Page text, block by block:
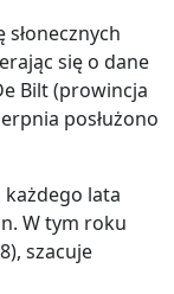
słonecznych
się o dane
Bilt (prowincja
posłużono
lata
W tym roku
szacuje